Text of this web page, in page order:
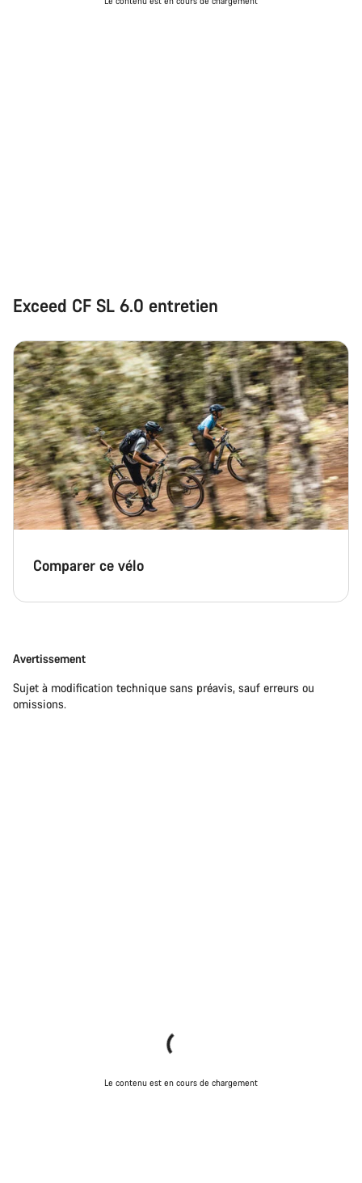
Exceed CF SL 6.0 entretien
Comparer ce vélo
Avertissement
Sujet à modification technique sans préavis, sauf erreurs ou
omissions.
Le contenu est en cours de chargement